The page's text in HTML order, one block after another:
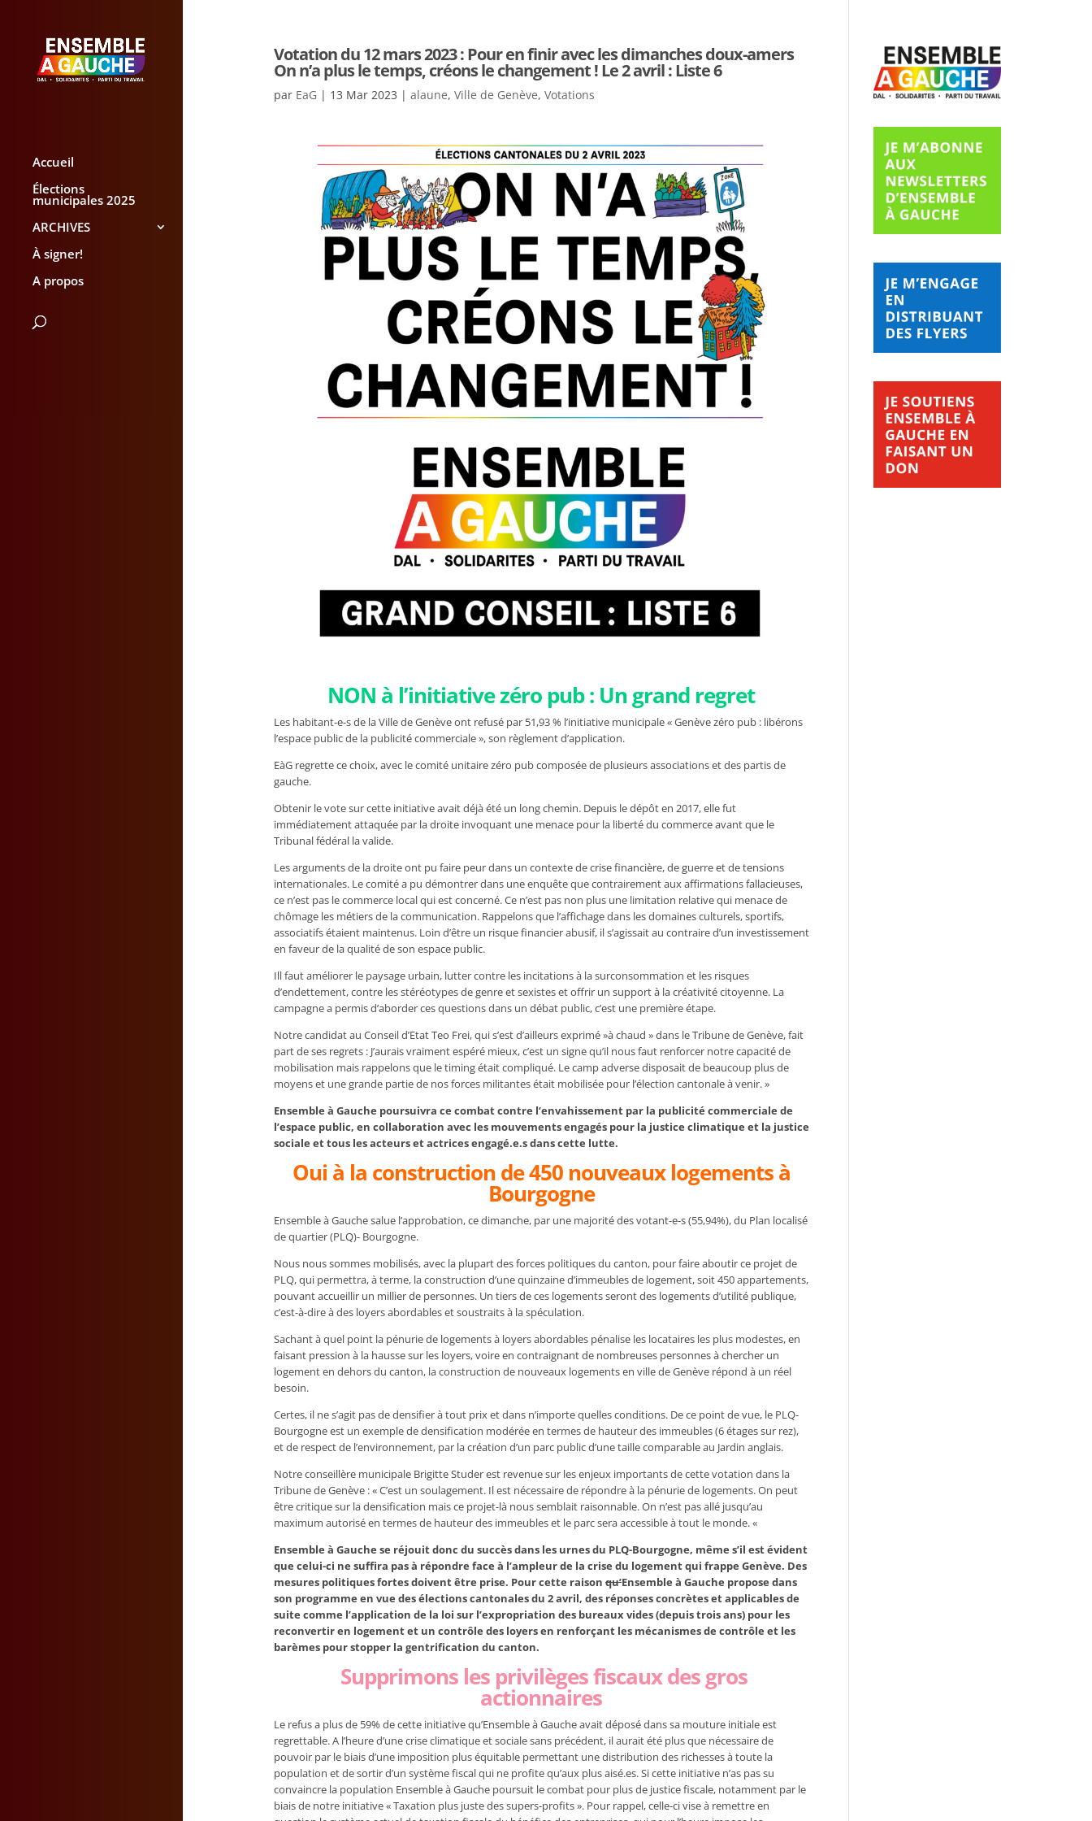
Accueil
Élections
municipales 2025
ARCHIVES
À signer!
A propos
Votation du 12 mars 2023 : Pour en finir avec les dimanches doux-amers
On n’a plus le temps, créons le changement ! Le 2 avril : Liste 6
par EaG | 13 Mar 2023 | alaune, Ville de Genève, Votations
NON à l’initiative zéro pub : Un grand regret
Les habitant-e-s de la Ville de Genève ont refusé par 51,93 % l’initiative municipale « Genève zéro pub : libérons
l’espace public de la publicité commerciale », son règlement d’application.
EàG regrette ce choix, avec le comité unitaire zéro pub composée de plusieurs associations et des partis de
gauche.
Obtenir le vote sur cette initiative avait déjà été un long chemin. Depuis le dépôt en 2017, elle fut
immédiatement attaquée par la droite invoquant une menace pour la liberté du commerce avant que le
Tribunal fédéral la valide.
Les arguments de la droite ont pu faire peur dans un contexte de crise financière, de guerre et de tensions
internationales. Le comité a pu démontrer dans une enquête que contrairement aux affirmations fallacieuses,
ce n’est pas le commerce local qui est concerné. Ce n’est pas non plus une limitation relative qui menace de
chômage les métiers de la communication. Rappelons que l’affichage dans les domaines culturels, sportifs,
associatifs étaient maintenus. Loin d’être un risque financier abusif, il s’agissait au contraire d’un investissement
en faveur de la qualité de son espace public.
Ill faut améliorer le paysage urbain, lutter contre les incitations à la surconsommation et les risques
d’endettement, contre les stéréotypes de genre et sexistes et offrir un support à la créativité citoyenne. La
campagne a permis d’aborder ces questions dans un débat public, c’est une première étape.
Notre candidat au Conseil d’Etat Teo Frei, qui s’est d’ailleurs exprimé »à chaud » dans le Tribune de Genève, fait
part de ses regrets : J’aurais vraiment espéré mieux, c’est un signe qu’il nous faut renforcer notre capacité de
mobilisation mais rappelons que le timing était compliqué. Le camp adverse disposait de beaucoup plus de
moyens et une grande partie de nos forces militantes était mobilisée pour l’élection cantonale à venir. »
Ensemble à Gauche poursuivra ce combat contre l’envahissement par la publicité commerciale de
l’espace public, en collaboration avec les mouvements engagés pour la justice climatique et la justice
sociale et tous les acteurs et actrices engagé.e.s dans cette lutte.
Oui à la construction de 450 nouveaux logements à
Bourgogne
Ensemble à Gauche salue l’approbation, ce dimanche, par une majorité des votant-e-s (55,94%), du Plan localisé
de quartier (PLQ)- Bourgogne.
Nous nous sommes mobilisés, avec la plupart des forces politiques du canton, pour faire aboutir ce projet de
PLQ, qui permettra, à terme, la construction d’une quinzaine d’immeubles de logement, soit 450 appartements,
pouvant accueillir un millier de personnes. Un tiers de ces logements seront des logements d’utilité publique,
c’est-à-dire à des loyers abordables et soustraits à la spéculation.
Sachant à quel point la pénurie de logements à loyers abordables pénalise les locataires les plus modestes, en
faisant pression à la hausse sur les loyers, voire en contraignant de nombreuses personnes à chercher un
logement en dehors du canton, la construction de nouveaux logements en ville de Genève répond à un réel
besoin.
Certes, il ne s’agit pas de densifier à tout prix et dans n’importe quelles conditions. De ce point de vue, le PLQ-
Bourgogne est un exemple de densification modérée en termes de hauteur des immeubles (6 étages sur rez),
et de respect de l’environnement, par la création d’un parc public d’une taille comparable au Jardin anglais.
Notre conseillère municipale Brigitte Studer est revenue sur les enjeux importants de cette votation dans la
Tribune de Genève : « C’est un soulagement. Il est nécessaire de répondre à la pénurie de logements. On peut
être critique sur la densification mais ce projet-là nous semblait raisonnable. On n’est pas allé jusqu’au
maximum autorisé en termes de hauteur des immeubles et le parc sera accessible à tout le monde. «
Ensemble à Gauche se réjouit donc du succès dans les urnes du PLQ-Bourgogne, même s’il est évident
que celui-ci ne suffira pas à répondre face à l’ampleur de la crise du logement qui frappe Genève. Des
mesures politiques fortes doivent être prise. Pour cette raison qu’Ensemble à Gauche propose dans
son programme en vue des élections cantonales du 2 avril, des réponses concrètes et applicables de
suite comme l’application de la loi sur l’expropriation des bureaux vides (depuis trois ans) pour les
reconvertir en logement et un contrôle des loyers en renforçant les mécanismes de contrôle et les
barèmes pour stopper la gentrification du canton.
Supprimons les privilèges fiscaux des gros
actionnaires
Le refus a plus de 59% de cette initiative qu’Ensemble à Gauche avait déposé dans sa mouture initiale est
regrettable. A l’heure d’une crise climatique et sociale sans précédent, il aurait été plus que nécessaire de
pouvoir par le biais d’une imposition plus équitable permettant une distribution des richesses à toute la
population et de sortir d’un système fiscal qui ne profite qu’aux plus aisé.es. Si cette initiative n’as pas su
convaincre la population Ensemble à Gauche poursuit le combat pour plus de justice fiscale, notamment par le
biais de notre initiative « Taxation plus juste des supers-profits ». Pour rappel, celle-ci vise à remettre en